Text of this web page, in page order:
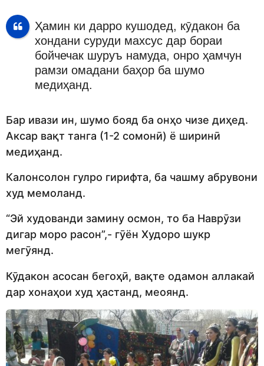
Ҳамин ки дарро кушодед, кӯдакон ба
хондани суруди махсус дар бораи
бойчечак шуруъ намуда, онро ҳамчун
рамзи омадани баҳор ба шумо
медиҳанд.
Бар ивази ин, шумо бояд ба онҳо чизе диҳед.
Аксар вақт танга (1-2 сомонӣ) ё ширинӣ
медиҳанд.
Калонсолон гулро гирифта, ба чашму абрувони
худ мемоланд.
“Эй худованди замину осмон, то ба Наврӯзи
дигар моро расон”,- гӯён Худоро шукр
мегӯянд.
Кӯдакон асосан бегоҳӣ, вақте одамон аллакай
дар хонаҳои худ ҳастанд, меоянд.